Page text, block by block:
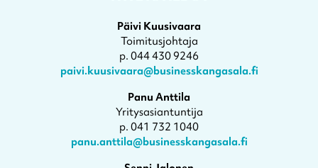
Päivi Kuusivaara
Toimitusjohtaja
p. 044 430 9246
paivi.kuusivaara@businesskangasala.fi
Panu Anttila
Yritysasiantuntija
p. 041 732 1040
panu.anttila@businesskangasala.fi